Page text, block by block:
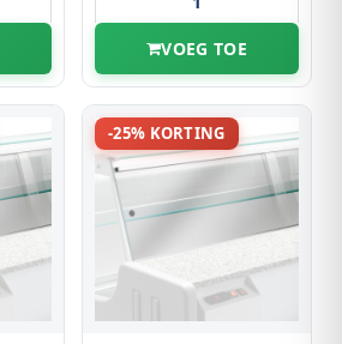
VOEG TOE
-25% KORTING